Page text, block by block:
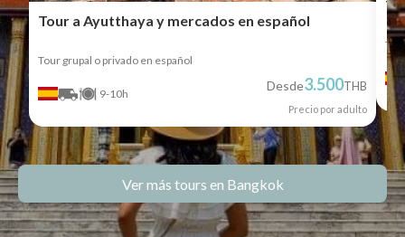
Tour a Ayutthaya y mercados en español
Tour grupal o privado en español
9-10h
Desde3.500THB
Precio por adulto
Ver más tours en Bangkok